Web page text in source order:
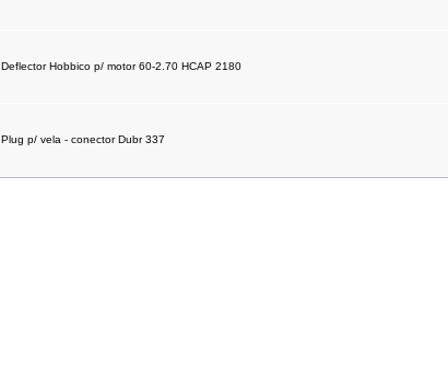
Deflector Hobbico p/ motor 60-2.70 HCAP 2180
Plug p/ vela - conector Dubr 337